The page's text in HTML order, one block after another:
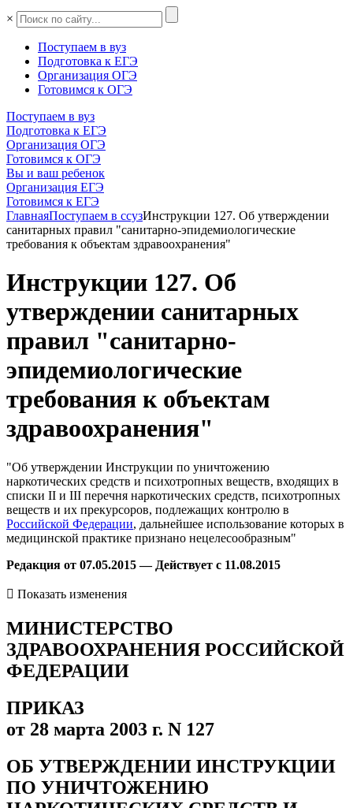
×
Поступаем в вуз
Подготовка к ЕГЭ
Организация ОГЭ
Готовимся к ОГЭ
Поступаем в вуз
Подготовка к ЕГЭ
Организация ОГЭ
Готовимся к ОГЭ
Вы и ваш ребенок
Организация ЕГЭ
Готовимся к ЕГЭ
ГлавнаяПоступаем в ссузИнструкции 127. Об утверждении
санитарных правил "санитарно-эпидемиологические
требования к объектам здравоохранения"
Инструкции 127. Об
утверждении санитарных
правил "санитарно-
эпидемиологические
требования к объектам
здравоохранения"
"Об утверждении Инструкции по уничтожению
наркотических средств и психотропных веществ, входящих в
списки II и III перечня наркотических средств, психотропных
веществ и их прекурсоров, подлежащих контролю в
Российской Федерации, дальнейшее использование которых в
медицинской практике признано нецелесообразным"
Редакция от 07.05.2015 — Действует с 11.08.2015
 Показать изменения
МИНИСТЕРСТВО
ЗДРАВООХРАНЕНИЯ РОССИЙСКОЙ
ФЕДЕРАЦИИ
ПРИКАЗ
от 28 марта 2003 г. N 127
ОБ УТВЕРЖДЕНИИ ИНСТРУКЦИИ
ПО УНИЧТОЖЕНИЮ